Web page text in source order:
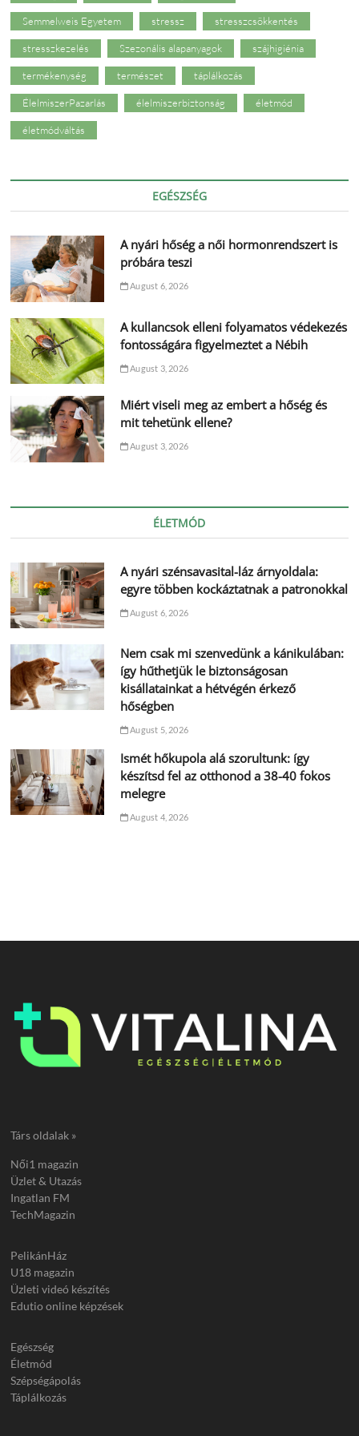
Semmelweis Egyetem stressz stresszcsökkentés
stresszkezelés Szezonális alapanyagok szájhigiénia
termékenység természet táplálkozás
ÉlelmiszerPazarlás élelmiszerbiztonság életmód
életmódváltás
EGÉSZSÉG
A nyári hőség a női hormonrendszert is
próbára teszi
August 6, 2026
A kullancsok elleni folyamatos védekezés
fontosságára figyelmeztet a Nébih
August 3, 2026
Miért viseli meg az embert a hőség és
mit tehetünk ellene?
August 3, 2026
ÉLETMÓD
A nyári szénsavasital-láz árnyoldala:
egyre többen kockáztatnak a patronokkal
August 6, 2026
Nem csak mi szenvedünk a kánikulában:
így hűthetjük le biztonságosan
kisállatainkat a hétvégén érkező
hőségben
August 5, 2026
Ismét hőkupola alá szorultunk: így
készítsd fel az otthonod a 38-40 fokos
melegre
August 4, 2026
Társ oldalak »
Női1 magazin
Üzlet & Utazás
Ingatlan FM
TechMagazin
PelikánHáz
U18 magazin
Üzleti videó készítés
Edutio online képzések
Egészség
Életmód
Szépségápolás
Táplálkozás